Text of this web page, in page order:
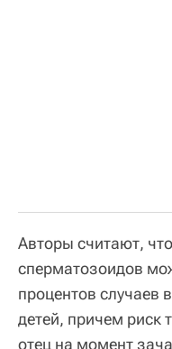
Авторы считают,
сперматозоидов
процентов случаев
детей, причем
отец на момент